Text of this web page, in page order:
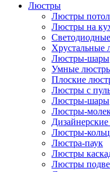
Люстры
Люстры
Люстры на
Хрустальные
Люстры-шары
Умные
Плоские
Люстры с
Люстры-шары
Люстры-
Люстры-
Люстра-паук
Люстры
Люстры